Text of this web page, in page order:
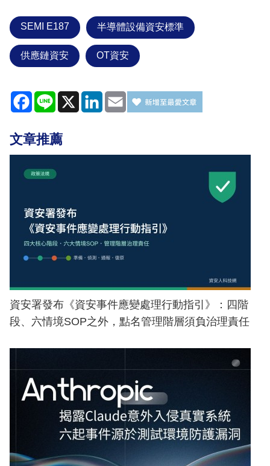
SEMI E187 半導體設備資安標準
供應鏈資安 OT資安
Facebook
Line X LinkedIn
Email
文章推薦
資安署發布《資安事件應變處理行動指引》：四階
段、六情境SOP之外，點名管理階層須負治理責任